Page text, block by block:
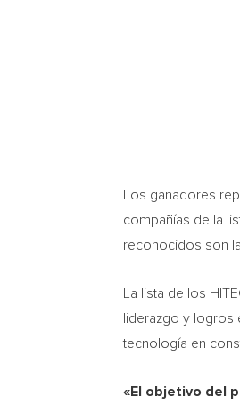
Los ganadores
compañías de la
reconocidos son
La lista de los
liderazgo y logros
tecnología en
«El objetivo del